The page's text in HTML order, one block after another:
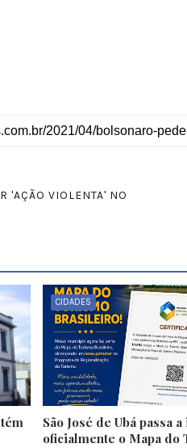
'AÇÃO VIOLENTA' NO
CIDADES
São José de Ubá passa
oficialmente o Mapa do